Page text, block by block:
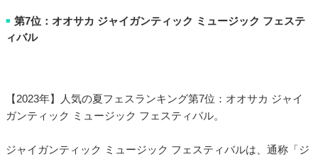
■ 第7位：オオサカ ジャイガンティック ミュージック フェステ
ィバル
【2023年】人気の夏フェスランキング第7位：オオサカ ジャイ
ガンティック ミュージック フェスティバル。
ジャイガンティック ミュージック フェスティバルは、通称「ジ